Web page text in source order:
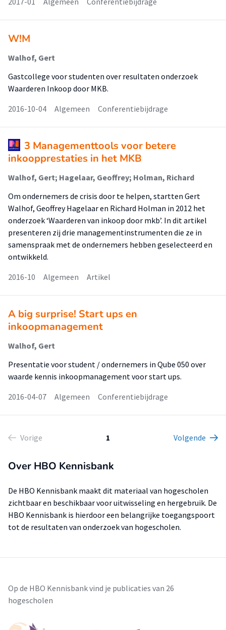
W!M
Walhof, Gert
Gastcollege voor studenten over resultaten onderzoek
Waarderen Inkoop door MKB.
2016-10-04
Algemeen Conferentiebijdrage
3 Managementtools voor betere
inkoopprestaties in het MKB
Walhof, Gert; Hagelaar, Geoffrey; Holman, Richard
Om ondernemers de crisis door te helpen, startten Gert
Walhof, Geoffrey Hagelaar en Richard Holman in 2012 het
onderzoek ‘Waarderen van inkoop door mkb’. In dit artikel
presenteren zij drie managementinstrumenten die ze in
samenspraak met de ondernemers hebben geselecteerd en
ontwikkeld.
2016-10
Algemeen Artikel
A big surprise! Start ups en
inkoopmanagement
Walhof, Gert
Presentatie voor student / ondernemers in Qube 050 over
waarde kennis inkoopmanagement voor start ups.
2016-04-07
Algemeen Conferentiebijdrage
Vorige 1 Volgende
Over HBO Kennisbank
De HBO Kennisbank maakt dit materiaal van hogescholen
zichtbaar en beschikbaar voor uitwisseling en hergebruik. De
HBO Kennisbank is hierdoor een belangrijke toegangspoort
tot de resultaten van onderzoek van hogescholen.
Op de HBO Kennisbank vind je publicaties van 26
hogescholen